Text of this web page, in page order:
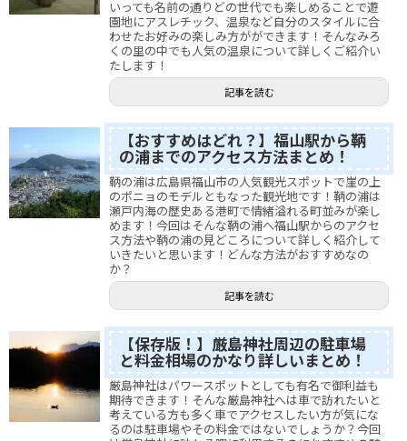
いっても名前の通りどの世代でも楽しめることで遊
園地にアスレチック、温泉など自分のスタイルに合
わせたお好みの楽しみ方がができます！そんなみろ
くの里の中でも人気の温泉について詳しくご紹介い
たします！
記事を読む
【おすすめはどれ？】福山駅から鞆
の浦までのアクセス方法まとめ！
鞆の浦は広島県福山市の人気観光スポットで崖の上
のポニョのモデルともなった観光地です！鞆の浦は
瀬戸内海の歴史ある港町で情緒溢れる町並みが楽し
めます！今回はそんな鞆の浦へ福山駅からのアクセ
ス方法や鞆の浦の見どころについて詳しく紹介して
いきたいと思います！どんな方法がおすすめなの
か？
記事を読む
【保存版！】厳島神社周辺の駐車場
と料金相場のかなり詳しいまとめ！
厳島神社はパワースポットとしても有名で御利益も
期待できます！そんな厳島神社へは車で訪れたいと
考えている方も多く車でアクセスしたい方が気にな
るのは駐車場やその料金ではないでしょうか？今回